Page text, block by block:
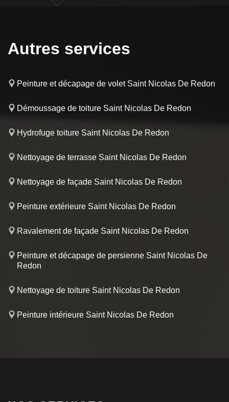
Autres services
Peinture et décapage de volet Saint Nicolas De Redon
Démoussage de toiture Saint Nicolas De Redon
Hydrofuge toiture Saint Nicolas De Redon
Nettoyage de terrasse Saint Nicolas De Redon
Nettoyage de façade Saint Nicolas De Redon
Peinture extérieure Saint Nicolas De Redon
Ravalement de façade Saint Nicolas De Redon
Peinture et décapage de persienne Saint Nicolas De
Redon
Nettoyage de toiture Saint Nicolas De Redon
Peinture intérieure Saint Nicolas De Redon